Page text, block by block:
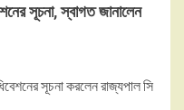
সূচনা, স্বাগত জানালেন
সূচনা করলেন রাজ্যপাল সি